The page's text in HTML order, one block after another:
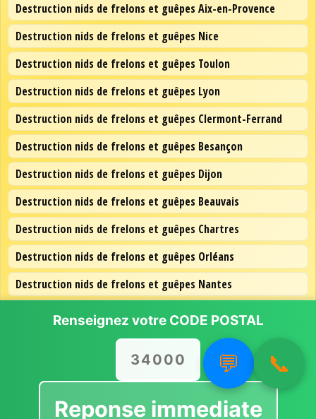
Destruction nids de frelons et guêpes Aix-en-Provence
Destruction nids de frelons et guêpes Nice
Destruction nids de frelons et guêpes Toulon
Destruction nids de frelons et guêpes Lyon
Destruction nids de frelons et guêpes Clermont-Ferrand
Destruction nids de frelons et guêpes Besançon
Destruction nids de frelons et guêpes Dijon
Destruction nids de frelons et guêpes Beauvais
Destruction nids de frelons et guêpes Chartres
Destruction nids de frelons et guêpes Orléans
Destruction nids de frelons et guêpes Nantes
Destruction nids de frelons et guêpes Lille
Destruction nids de frelons et guêpes Paris
💬 📞
Renseignez votre CODE POSTAL
Reponse immediate